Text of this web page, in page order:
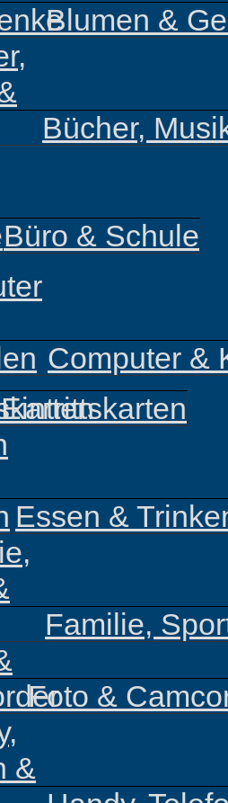
Blumen &
Bücher,
Büro & Schule
Computer &
Eintrittskarten
Essen &
Familie,
Foto &